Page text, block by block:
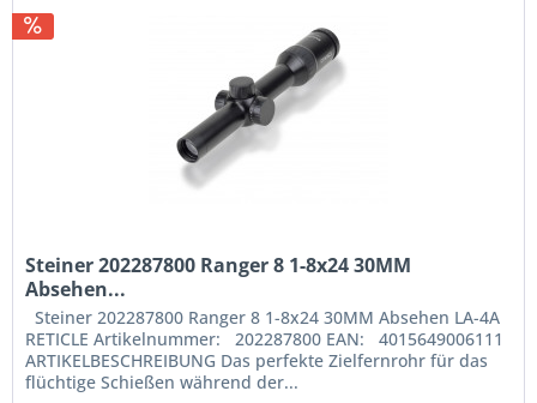
Steiner 202287800 Ranger 8 1-8x24 30MM
Absehen...
Steiner 202287800 Ranger 8 1-8x24 30MM Absehen LA-4A
RETICLE Artikelnummer: 202287800 EAN: 4015649006111
ARTIKELBESCHREIBUNG Das perfekte Zielfernrohr für das
flüchtige Schießen während der...